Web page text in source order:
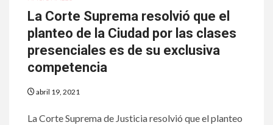
La Corte Suprema resolvió que el
planteo de la Ciudad por las clases
presenciales es de su exclusiva
competencia
abril 19, 2021
La Corte Suprema de Justicia resolvió que el planteo